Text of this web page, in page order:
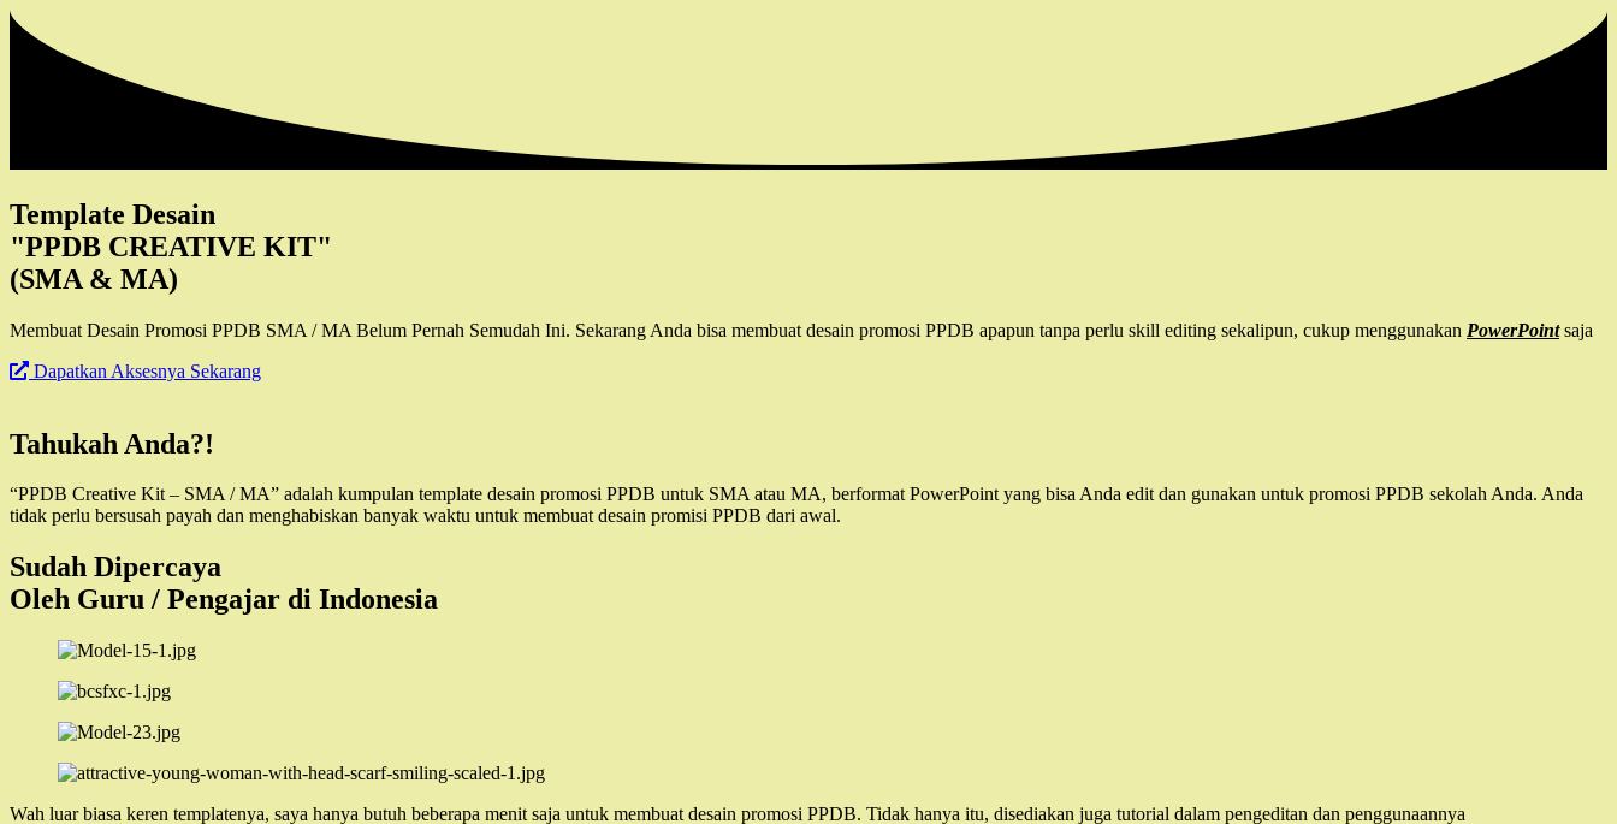
Template Desain
"PPDB CREATIVE KIT"
(SMA & MA)
Membuat Desain Promosi PPDB SMA / MA Belum Pernah Semudah Ini. Sekarang Anda bisa membuat desain promosi PPDB apapun tanpa perlu skill editing sekalipun, cukup menggunakan PowerPointsaja
Dapatkan Aksesnya Sekarang
Tahukah Anda?!
“PPDB Creative Kit – SMA / MA” adalah kumpulan template desain promosi PPDB untuk SMA atau MA, berformat PowerPoint yang bisa Anda edit dan gunakan untuk promosi PPDB sekolah Anda. Anda
tidak perlu bersusah payah dan menghabiskan banyak waktu untuk membuat desain promisi PPDB dari awal.
Sudah Dipercaya
Oleh Guru / Pengajar di Indonesia
Wah luar biasa keren templatenya, saya hanya butuh beberapa menit saja untuk membuat desain promosi PPDB. Tidak hanya itu, disediakan juga tutorial dalam pengeditan dan penggunaannya